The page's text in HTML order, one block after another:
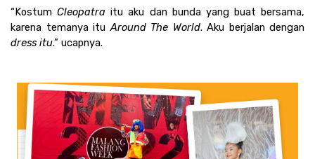
“Kostum Cleopatra itu aku dan bunda yang buat bersama,
karena temanya itu Around The World
dress itu.” ucapnya.